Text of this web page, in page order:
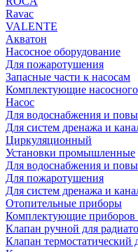
Rаvac
VALENTE
Акватон
Насосное оборудование
Для пожаротушения
Запасные части к насосам
Комплектующие
Насос
Для водоснабжения и
Для систем дренажа и
Циркуляционный
Установки промышленные
Для водоснабжения и
Для пожаротушения
Для систем дренажа и
Отопительные приборы
Комплектующие приборов
Клапан ручной для
Клапан термостатический